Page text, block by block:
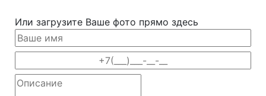
Или загрузите Ваше фото прямо здесь